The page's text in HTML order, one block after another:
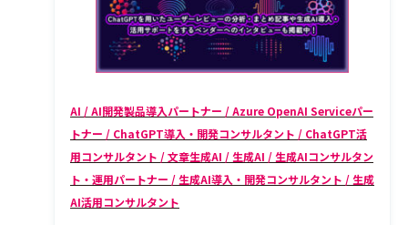
AI / AI開発製品導入パートナー / Azure OpenAI Serviceパー
トナー / ChatGPT導入・開発コンサルタント / ChatGPT活
用コンサルタント / 文章生成AI / 生成AI / 生成AIコンサルタン
ト・運用パートナー / 生成AI導入・開発コンサルタント / 生成
AI活用コンサルタント